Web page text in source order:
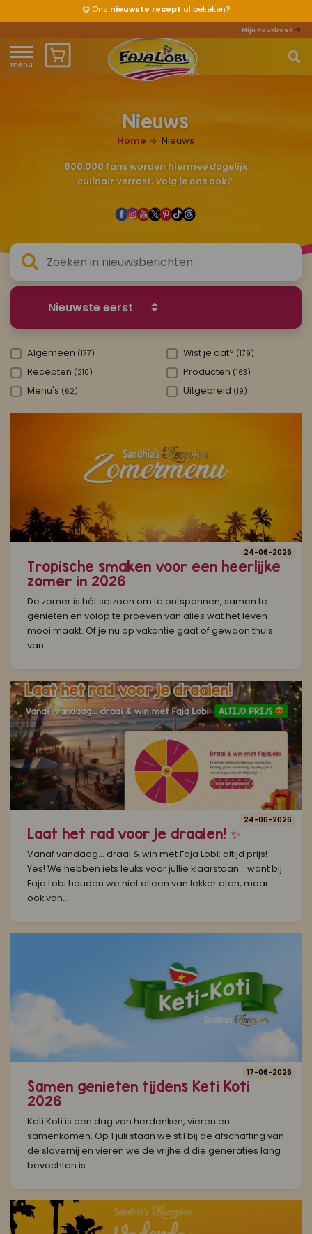
😋 Ons nieuwste recept al bekeken?
Mijn Kookboek
menu
Waar ben je naar op zoek?
Home
Over ons
Recepten
Mijn kookboek
Zomervakantie 2026
Of om je aan te melden voor Mijn Kookboek.
Nieuws
Home Nieuws
600.000 fans worden hiermee dagelijk
culinair verrast. Volg je ons ook?
Nieuwste eerst
Algemeen (177) Wist je dat? (179)
Recepten (210) Producten (163)
Menu's (62) Uitgebreid (19)
Tropische smaken voor een heerlijke
zomer in 2026
De zomer is hét seizoen om te ontspannen, samen te
genieten en volop te proeven van alles wat het leven
mooi maakt. Of je nu op vakantie gaat of gewoon thuis
van...
24-06-2026
Laat het rad voor je draaien! ✨
Vanaf vandaag… draai & win met Faja Lobi: altijd prijs!
Yes! We hebben iets leuks voor jullie klaarstaan… want bij
Faja Lobi houden we niet alleen van lekker eten, maar
ook van...
24-06-2026
Samen genieten tijdens Keti Koti
2026
Keti Koti is een dag van herdenken, vieren en
samenkomen. Op 1 juli staan we stil bij de afschaffing van
de slavernij en vieren we de vrijheid die generaties lang
bevochten is....
17-06-2026